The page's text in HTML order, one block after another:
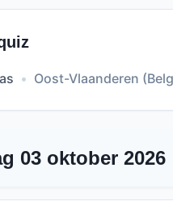
• Oost-Vlaanderen
03 oktober 2026